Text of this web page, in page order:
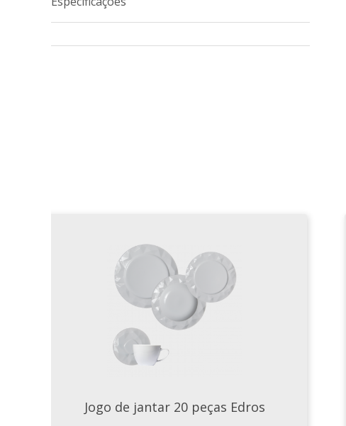
Jogo de jantar 20 peças Edros